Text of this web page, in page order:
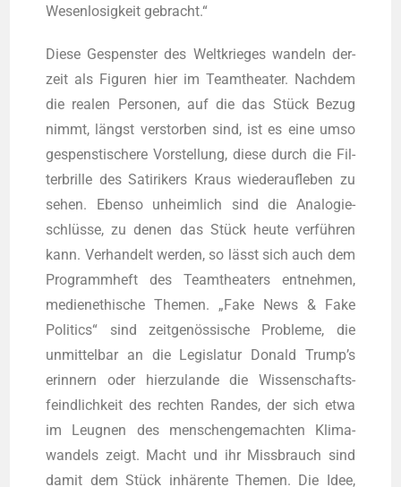
Wesen­lo­sig­keit gebracht.“
Die­se Gespens­ter des Welt­krie­ges wan­deln der­
zeit als Figu­ren hier im Team­thea­ter. Nach­dem
die rea­len Per­so­nen, auf die das Stück Bezug
nimmt, längst ver­stor­ben sind, ist es eine umso
gespens­ti­sche­re Vor­stel­lung, die­se durch die Fil­
ter­bril­le des Sati­ri­kers Kraus wie­der­auf­le­ben zu
sehen. Eben­so unheim­lich sind die Ana­lo­gie­
schlüs­se, zu denen das Stück heu­te ver­füh­ren
kann. Ver­han­delt wer­den, so lässt sich auch dem
Pro­gramm­heft des Team­thea­ters ent­neh­men,
medi­en­ethi­sche The­men. „Fake News & Fake
Poli­tics“ sind zeit­ge­nös­si­sche Pro­ble­me, die
unmit­tel­bar an die Legis­la­tur Donald Trump’s
erin­nern oder hier­zu­lan­de die Wis­sen­schafts­
feind­lich­keit des rech­ten Ran­des, der sich etwa
im Leug­nen des men­schen­ge­mach­ten Kli­ma­
wan­dels zeigt. Macht und ihr Miss­brauch sind
damit dem Stück inhä­ren­te The­men. Die Idee,